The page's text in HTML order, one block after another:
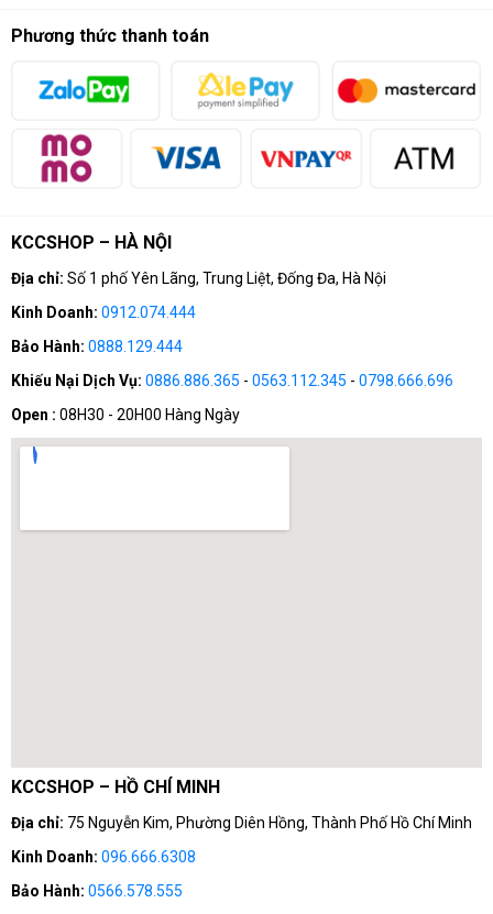
Chính sách vận chuyển
Chính sách bảo mật thông tin
Email: khanhchungcomputer@gmail.com
Phương thức thanh toán
KCCSHOP – HÀ NỘI
Địa chỉ: Số 1 phố Yên Lãng, Trung Liệt, Đống Đa, Hà Nội
Kinh Doanh: 0912.074.444
Bảo Hành: 0888.129.444
Khiếu Nại Dịch Vụ: 0886.886.365 - 0563.112.345 - 0798.666.696
Open : 08H30 - 20H00 Hàng Ngày
KCCSHOP – HỒ CHÍ MINH
Địa chỉ: 75 Nguyễn Kim, Phường Diên Hồng, Thành Phố Hồ Chí Minh
Kinh Doanh: 096.666.6308
Bảo Hành: 0566.578.555